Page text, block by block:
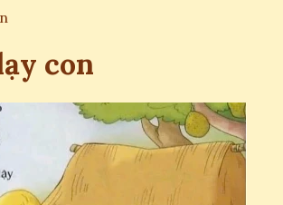
con